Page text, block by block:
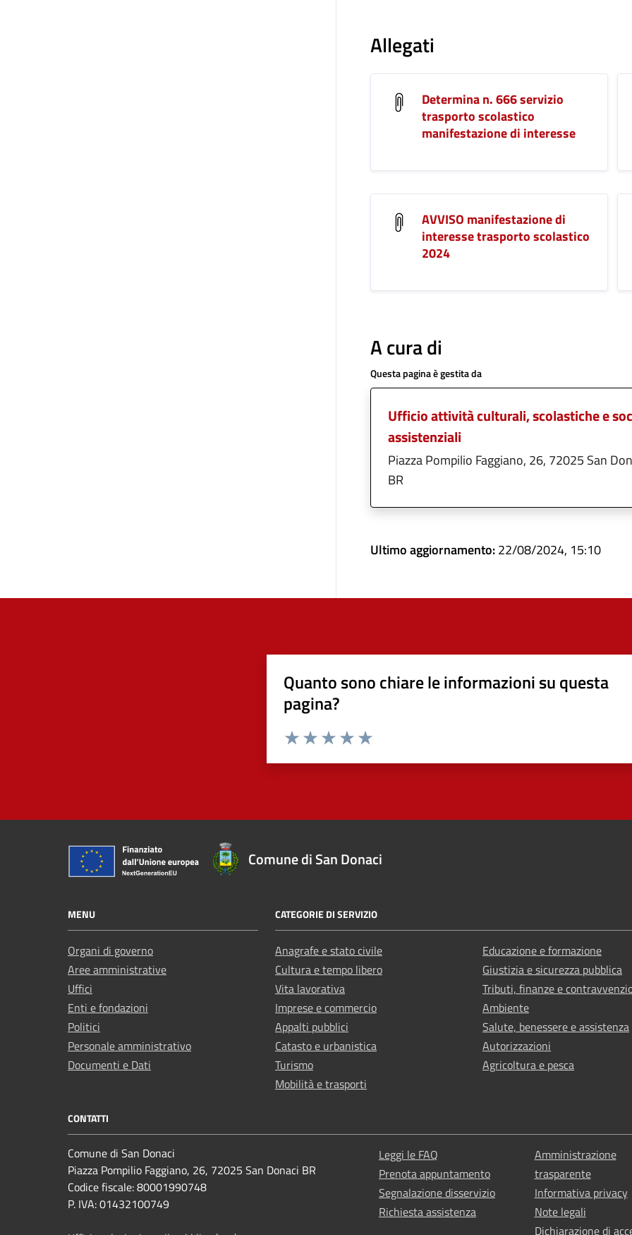
Allegati
Determina n. 666 servizio
trasporto scolastico
manifestazione di interesse
AVVISO manifestazione di
interesse trasporto scolastico
2024
A cura di
Questa pagina è gestita da
Ufficio attività culturali, scolastiche e
assistenziali
Piazza Pompilio Faggiano, 26, 72025 San
BR
Ultimo aggiornamento:22/08/2024, 15:10
Quanto sono chiare le informazioni su questa
pagina?
Comune di San Donaci
MENU
Organi di governo
Aree amministrative
Uffici
Enti e fondazioni
Politici
Personale amministrativo
Documenti e Dati
CATEGORIE DI SERVIZIO
Anagrafe e stato civile
Cultura e tempo libero
Vita lavorativa
Imprese e commercio
Appalti pubblici
Catasto e urbanistica
Turismo
Mobilità e trasporti
Educazione e formazione
Giustizia e sicurezza pubblica
Tributi, finanze e
Ambiente
Salute, benessere e assistenza
Autorizzazioni
Agricoltura e pesca
CONTATTI
Comune di San Donaci
Piazza Pompilio Faggiano, 26, 72025 San Donaci BR
Codice fiscale: 80001990748
P. IVA: 01432100749
Leggi le FAQ
Prenota appuntamento
Segnalazione disservizio
Richiesta assistenza
Amministrazione
trasparente
Informativa privacy
Note legali
Dichiarazione di